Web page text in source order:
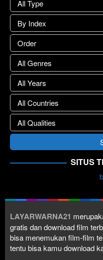
SITUS
LAYARWARNA21
gratis dan download film
bisa menemukan film-film
tentu bisa kamu download